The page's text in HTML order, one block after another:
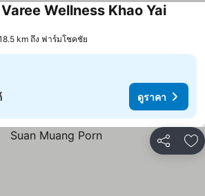
Wellness Khao Yaiดูราคา
km ถึง ฟาร์มโชคชัย
ดูราคา
แชร์ เ